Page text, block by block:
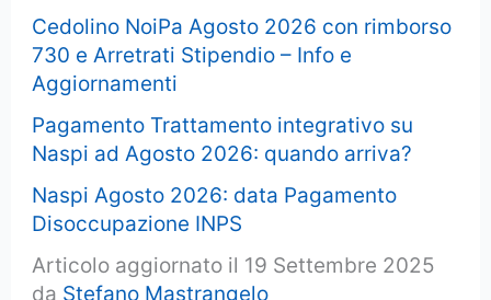
Cedolino NoiPa Agosto 2026 con rimborso
730 e Arretrati Stipendio – Info e
Aggiornamenti
Pagamento Trattamento integrativo su
Naspi ad Agosto 2026: quando arriva?
Naspi Agosto 2026: data Pagamento
Disoccupazione INPS
Articolo aggiornato il 19 Settembre 2025
da Stefano Mastrangelo